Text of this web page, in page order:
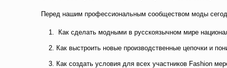
Перед нашим профессиональным сообществом моды
Как сделать модными в русскоязычном мире
Как выстроить новые производственные цепочки и
Как создать условия для всех участников Fashion